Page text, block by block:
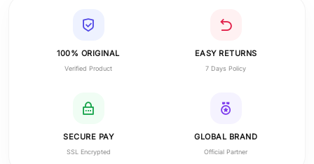
100% ORIGINAL
Verified Product
EASY RETURNS
7 Days Policy
SECURE PAY
SSL Encrypted
GLOBAL BRAND
Official Partner